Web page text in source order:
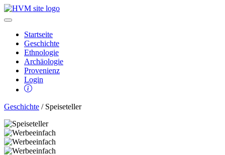
Startseite
Geschichte
Ethnologie
Archäologie
Provenienz
Login
Geschichte / Speiseteller